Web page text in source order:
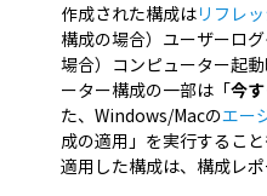
作成された構成はリフレ
構成の場合）ユーザーロ
場合）コンピューター起
ーター構成の一部は「今
た、Windows/Macのエー
成の適用」を実行すること
適用した構成は、構成レ